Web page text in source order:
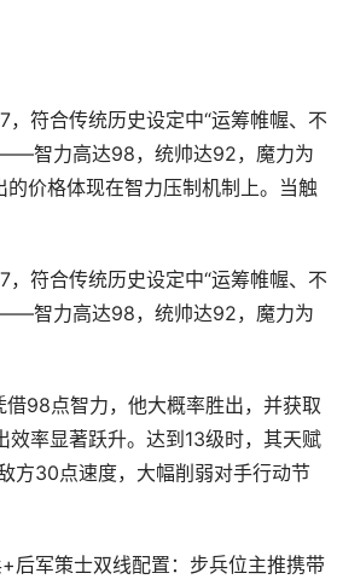
符合传统历史设定中“运筹帷幄、不
智力高达98，统帅达92，魔力为
价格体现在智力压制机制上。当触
符合传统历史设定中“运筹帷幄、不
智力高达98，统帅达92，魔力为
98点智力，他大概率胜出，并获取
率显著跃升。达到13级时，其天赋
方30点速度，大幅削弱对手行动节
后军策士双线配置：步兵位主推携带